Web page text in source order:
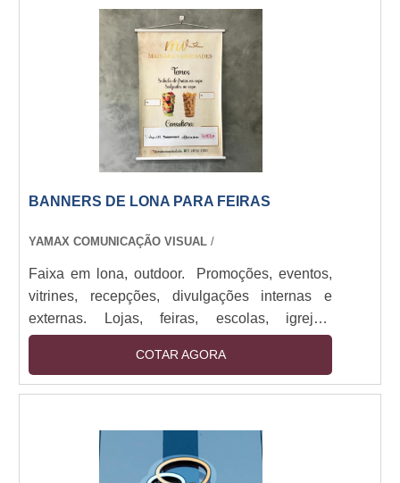
E ESPECIFICAÇÕES TÉCNICASO que deve
nortear a escolha e dimensão do banner ou
faixa é o local em que ele será utilizado. Já com
relação ao material, para ambie....
BANNERS DE LONA PARA FEIRAS
YAMAX COMUNICAÇÃO VISUAL /
Faixa em lona, outdoor. Promoções, eventos,
vitrines, recepções, divulgações internas e
externas. Lojas, feiras, escolas, igrejas,
empresas de todos os portes. Impressos em
lona de até 1,60M com bastões e cordão.
Impressão digital em alta resolução. Sendo
recepções, divulgações internas e externas.
Alta durabilidade, visual impactante, fácil
instalação. Cores vivas, prazo ágil, acabamento
COTAR AGORA